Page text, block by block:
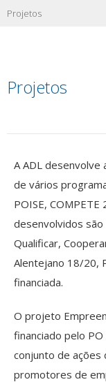
Projetos
Projetos
A ADL
de vários
POISE,
desenvolvidos são
Qualificar,
Alentejano 18/20,
financiada.
O projeto
financiado pelo
conjunto de ações
promotores de